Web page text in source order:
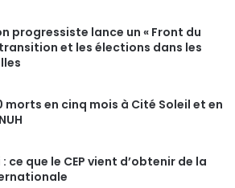
progressiste lance un « Front du
et les élections dans les
morts en cinq mois à Cité Soleil et en
ce que le CEP vient d’obtenir de la